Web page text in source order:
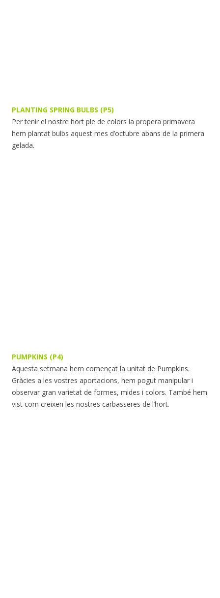
PLANTING SPRING BULBS (P5)
Per tenir el nostre hort ple de colors la propera primavera
hem plantat bulbs aquest mes d’octubre abans de la primera
gelada.
PUMPKINS (P4)
Aquesta setmana hem començat la unitat de Pumpkins.
Gràcies a les vostres aportacions, hem pogut manipular i
observar gran varietat de formes, mides i colors. També hem
vist com creixen les nostres carbasseres de l’hort.